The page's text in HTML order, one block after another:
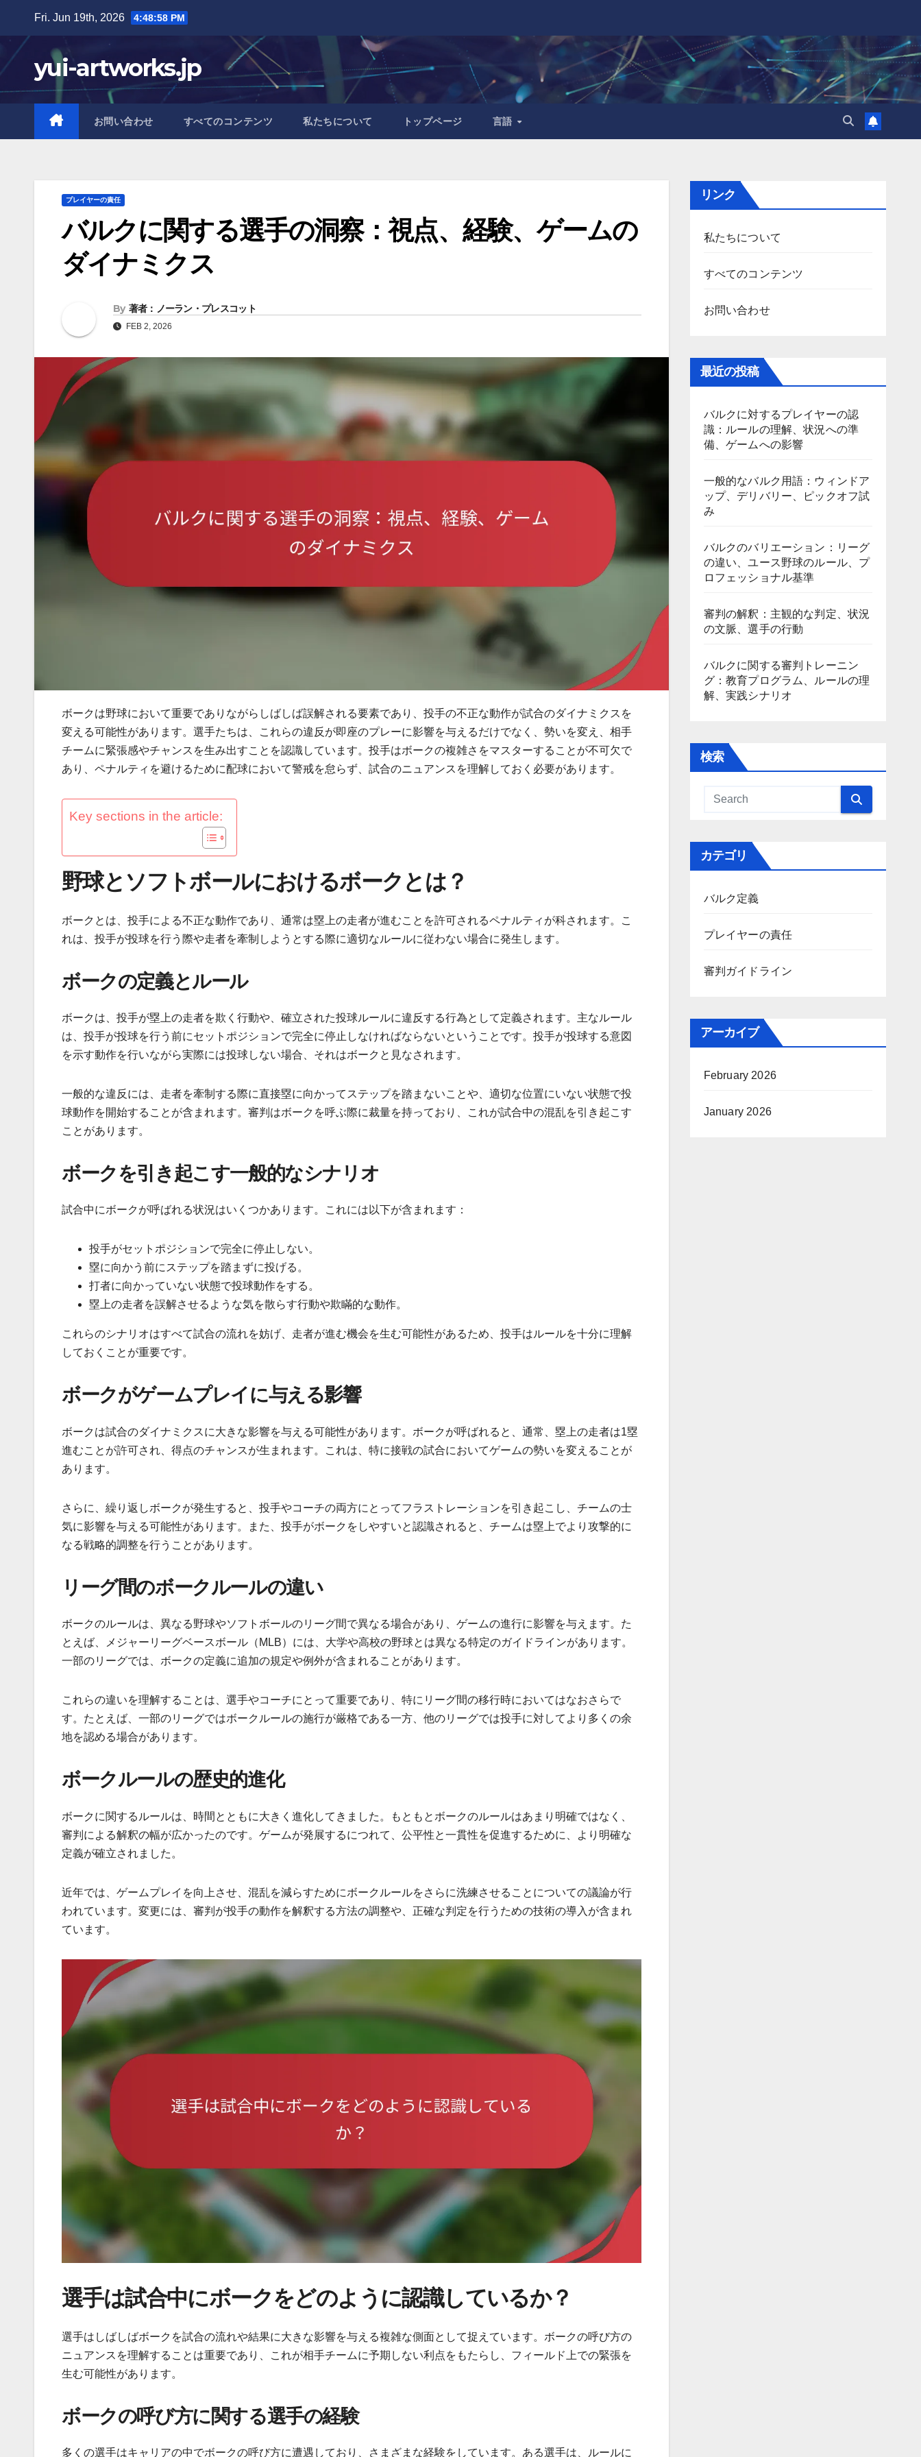
content
Fri. Jun 19th, 2026 4:48:59 PM
yui-artworks.jp
お問い合わせ すべてのコンテンツ 私たちについて トップページ 言語
プレイヤーの責任
バルクに関する選手の洞察：視点、経験、ゲームの
ダイナミクス
By 著者：ノーラン・プレスコット
FEB 2, 2026
ボークは野球において重要でありながらしばしば誤解される要素であり、投手の不正な動作が試合のダイナミクスを
変える可能性があります。選手たちは、これらの違反が即座のプレーに影響を与えるだけでなく、勢いを変え、相手
チームに緊張感やチャンスを生み出すことを認識しています。投手はボークの複雑さをマスターすることが不可欠で
あり、ペナルティを避けるために配球において警戒を怠らず、試合のニュアンスを理解しておく必要があります。
Key sections in the article:
野球とソフトボールにおけるボークとは？
ボークとは、投手による不正な動作であり、通常は塁上の走者が進むことを許可されるペナルティが科されます。こ
れは、投手が投球を行う際や走者を牽制しようとする際に適切なルールに従わない場合に発生します。
ボークの定義とルール
ボークは、投手が塁上の走者を欺く行動や、確立された投球ルールに違反する行為として定義されます。主なルール
は、投手が投球を行う前にセットポジションで完全に停止しなければならないということです。投手が投球する意図
を示す動作を行いながら実際には投球しない場合、それはボークと見なされます。
一般的な違反には、走者を牽制する際に直接塁に向かってステップを踏まないことや、適切な位置にいない状態で投
球動作を開始することが含まれます。審判はボークを呼ぶ際に裁量を持っており、これが試合中の混乱を引き起こす
ことがあります。
ボークを引き起こす一般的なシナリオ
試合中にボークが呼ばれる状況はいくつかあります。これには以下が含まれます：
投手がセットポジションで完全に停止しない。
塁に向かう前にステップを踏まずに投げる。
打者に向かっていない状態で投球動作をする。
塁上の走者を誤解させるような気を散らす行動や欺瞞的な動作。
これらのシナリオはすべて試合の流れを妨げ、走者が進む機会を生む可能性があるため、投手はルールを十分に理解
しておくことが重要です。
ボークがゲームプレイに与える影響
ボークは試合のダイナミクスに大きな影響を与える可能性があります。ボークが呼ばれると、通常、塁上の走者は1塁
進むことが許可され、得点のチャンスが生まれます。これは、特に接戦の試合においてゲームの勢いを変えることが
あります。
さらに、繰り返しボークが発生すると、投手やコーチの両方にとってフラストレーションを引き起こし、チームの士
気に影響を与える可能性があります。また、投手がボークをしやすいと認識されると、チームは塁上でより攻撃的に
なる戦略的調整を行うことがあります。
リーグ間のボークルールの違い
ボークのルールは、異なる野球やソフトボールのリーグ間で異なる場合があり、ゲームの進行に影響を与えます。た
とえば、メジャーリーグベースボール（MLB）には、大学や高校の野球とは異なる特定のガイドラインがあります。
一部のリーグでは、ボークの定義に追加の規定や例外が含まれることがあります。
これらの違いを理解することは、選手やコーチにとって重要であり、特にリーグ間の移行時においてはなおさらで
す。たとえば、一部のリーグではボークルールの施行が厳格である一方、他のリーグでは投手に対してより多くの余
地を認める場合があります。
ボークルールの歴史的進化
ボークに関するルールは、時間とともに大きく進化してきました。もともとボークのルールはあまり明確ではなく、
審判による解釈の幅が広かったのです。ゲームが発展するにつれて、公平性と一貫性を促進するために、より明確な
定義が確立されました。
近年では、ゲームプレイを向上させ、混乱を減らすためにボークルールをさらに洗練させることについての議論が行
われています。変更には、審判が投手の動作を解釈する方法の調整や、正確な判定を行うための技術の導入が含まれ
ています。
選手は試合中にボークをどのように認識しているか？
選手はしばしばボークを試合の流れや結果に大きな影響を与える複雑な側面として捉えています。ボークの呼び方の
ニュアンスを理解することは重要であり、これが相手チームに予期しない利点をもたらし、フィールド上での緊張を
生む可能性があります。
ボークの呼び方に関する選手の経験
多くの選手はキャリアの中でボークの呼び方に遭遇しており、さまざまな経験をしています。ある選手は、ルールに
リンク
私たちについて
すべてのコンテンツ
お問い合わせ
最近の投稿
バルクに対するプレイヤーの認
識：ルールの理解、状況への準
備、ゲームへの影響
一般的なバルク用語：ウィンドア
ップ、デリバリー、ピックオフ試
み
バルクのバリエーション：リーグ
の違い、ユース野球のルール、プ
ロフェッショナル基準
審判の解釈：主観的な判定、状況
の文脈、選手の行動
バルクに関する審判トレーニン
グ：教育プログラム、ルールの理
解、実践シナリオ
検索
カテゴリ
バルク定義
プレイヤーの責任
審判ガイドライン
アーカイブ
February 2026
January 2026